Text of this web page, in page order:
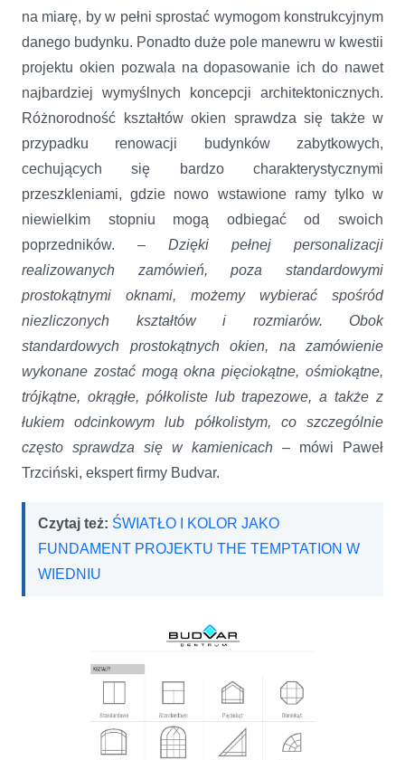
na miarę, by w pełni sprostać wymogom konstrukcyjnym
danego budynku. Ponadto duże pole manewru w kwestii
projektu okien pozwala na dopasowanie ich do nawet
najbardziej wymyślnych koncepcji architektonicznych.
Różnorodność kształtów okien sprawdza się także w
przypadku renowacji budynków zabytkowych,
cechujących się bardzo charakterystycznymi
przeszkleniami, gdzie nowo wstawione ramy tylko w
niewielkim stopniu mogą odbiegać od swoich
poprzedników. – Dzięki pełnej personalizacji
realizowanych zamówień, poza standardowymi
prostokątnymi oknami, możemy wybierać spośród
niezliczonych kształtów i rozmiarów. Obok
standardowych prostokątnych okien, na zamówienie
wykonane zostać mogą okna pięciokątne, ośmiokątne,
trójkątne, okrągłe, półkoliste lub trapezowe, a także z
łukiem odcinkowym lub półkolistym, co szczególnie
często sprawdza się w kamienicach – mówi Paweł
Trzciński, ekspert firmy Budvar.
Czytaj też: ŚWIATŁO I KOLOR JAKO
FUNDAMENT PROJEKTU THE TEMPTATION W
WIEDNIU